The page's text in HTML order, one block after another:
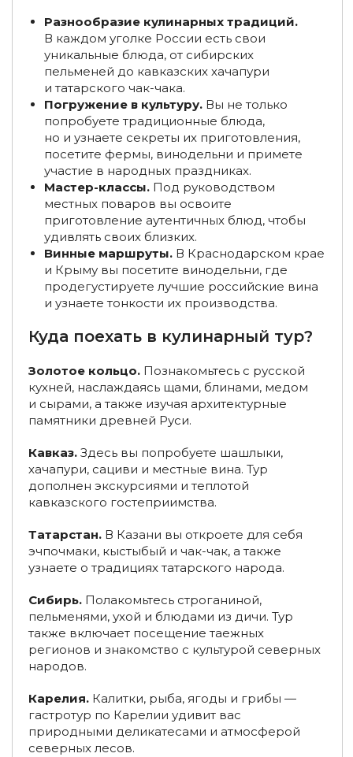
Гастрономические туры на Байкал
Гастрономический туры на Кольском полуострове
Гастрономические туры в Хакасии
Туры на 4 дня по России Туры на 6 дней по России
Туры на 5 дней по России Туры на 9 дней по России
Туры на 8 дней по России Туры в ноябре по России
Туры в октябре по России
Гастрономические туры на Алтай
Гастрономические туры до 5 дней Туры из Рязани
Гастрономические туры на Камчатку
Туры в декабре по России Туры по России из Москвы
Туры по России из Санкт-Петербурга
Туры из Екатеринбурга Туры из Владимира
Туры на Байкал из Санкт-Петербурга
Туры на Байкал из Москвы
Туры на Байкал из Красноярска
Туры из Кирова Туры на Алтай из Москвы
Винные туры в Краснодарский край
Туры в Краснодарский край в марте
Туры в Краснодарский край из Нижнего Новгорода
Туры по России из Перми
Разнообразие кулинарных традиций.
В каждом уголке России есть свои
уникальные блюда, от сибирских
пельменей до кавказских хачапури
и татарского чак-чака.
Погружение в культуру. Вы не только
попробуете традиционные блюда,
но и узнаете секреты их приготовления,
посетите фермы, винодельни и примете
участие в народных праздниках.
Мастер-классы. Под руководством
местных поваров вы освоите
приготовление аутентичных блюд, чтобы
удивлять своих близких.
Винные маршруты. В Краснодарском крае
и Крыму вы посетите винодельни, где
продегустируете лучшие российские вина
и узнаете тонкости их производства.
Куда поехать в кулинарный тур?
Золотое кольцо. Познакомьтесь с русской
кухней, наслаждаясь щами, блинами, медом
и сырами, а также изучая архитектурные
памятники древней Руси.
Кавказ. Здесь вы попробуете шашлыки,
хачапури, сациви и местные вина. Тур
дополнен экскурсиями и теплотой
кавказского гостеприимства.
Татарстан. В Казани вы откроете для себя
эчпочмаки, кыстыбый и чак-чак, а также
узнаете о традициях татарского народа.
Сибирь. Полакомьтесь строганиной,
пельменями, ухой и блюдами из дичи. Тур
также включает посещение таежных
регионов и знакомство с культурой северных
народов.
Карелия. Калитки, рыба, ягоды и грибы —
гастротур по Карелии удивит вас
природными деликатесами и атмосферой
северных лесов.